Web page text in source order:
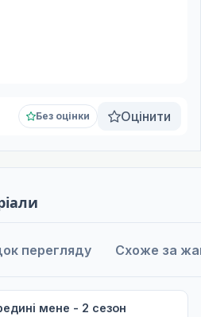
Без оцінки Оцінити
перегляду Схоже за
мене - 2 сезон